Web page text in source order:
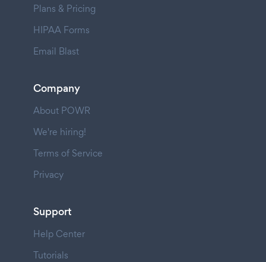
Plans & Pricing
HIPAA Forms
Email Blast
Company
About POWR
We're hiring!
Terms of Service
Privacy
Support
Help Center
Tutorials